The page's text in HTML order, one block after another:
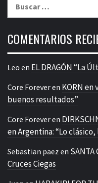
COMENTARIOS
Leo en EL DRAGÓN “La
Core Foreveren KORN en
buenos resultados”
Core Foreveren
en Argentina: “Lo
Sebastian paez en SANTA
Cruces Ciegas